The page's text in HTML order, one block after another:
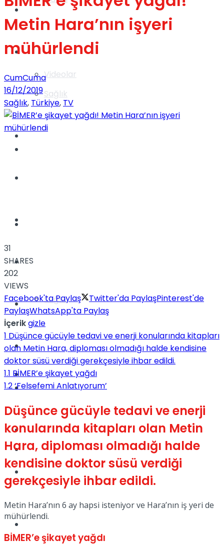
Videolar
Sağlık
TV
Kadınca
Gündem
Yaşam
Sağlık
Türkiye
Müzik
Sinema
Tatil
Spor
Metin Hara’nın işyeri
mühürlendi
CumCuma
16/12/2019
Sağlık, Türkiye, TV
31
SHARES
202
VIEWS
Facebook'ta Paylaş
Twitter'da PaylaşPinterest'de
PaylaşWhatsApp'ta Paylaş
İçerikgizle
1 Düşünce gücüyle tedavi ve enerji konularında kitapları
olan Metin Hara, diploması olmadığı halde kendisine
doktor süsü verdiği gerekçesiyle ihbar edildi.
1.1 BİMER’e şikayet yağdı
1.2‘Felsefemi Anlatıyorum’
Düşünce gücüyle tedavi ve enerji
konularında kitapları olan Metin
Hara, diploması olmadığı halde
kendisine doktor süsü verdiği
gerekçesiyle ihbar edildi.
Metin Hara’nın 6 ay hapsi isteniyor ve Hara’nın iş yeri de
mühürlendi.
BİMER’e şikayet yağdı